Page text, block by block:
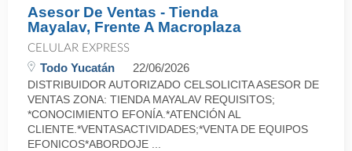
Asesor De Ventas - Tienda
Mayalav, Frente A Macroplaza
CELULAR EXPRESS
Todo Yucatán 22/06/2026
DISTRIBUIDOR AUTORIZADO CELSOLICITA ASESOR DE
VENTAS ZONA: TIENDA MAYALAV REQUISITOS;
*CONOCIMIENTO EFONÍA.*ATENCIÓN AL
CLIENTE.*VENTASACTIVIDADES;*VENTA DE EQUIPOS
EFONICOS*ABORDOJE ...